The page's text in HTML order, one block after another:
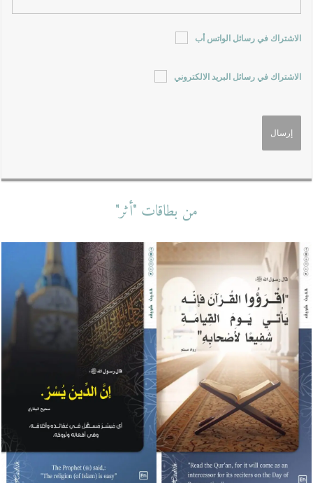
الاشتراك في رسائل الواتس أب
الاشتراك في رسائل البريد الالكتروني
من بطاقات "أثر"